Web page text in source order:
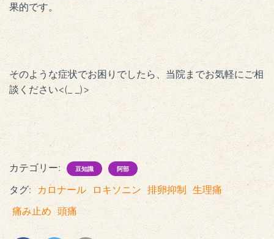
果的です。
そのような症状でお困りでしたら、当院までお気軽にご相
談ください<(_ _)>
カテゴリー: 豆知識 阿部
タグ: カロナール ロキソニン 排卵抑制 生理痛
痛み止め 頭痛